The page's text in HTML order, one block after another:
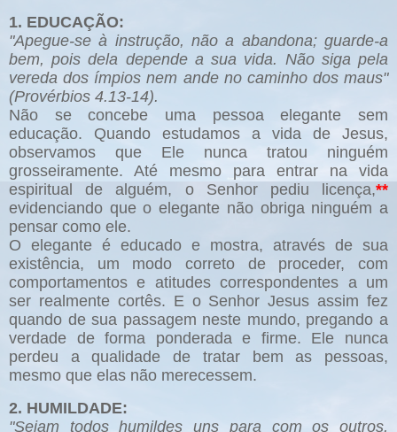
1. EDUCAÇÃO:
"Apegue-se à instrução, não a abandona; guarde-a
bem, pois dela depende a sua vida. Não siga pela
vereda dos ímpios nem ande no caminho dos maus"
(Provérbios 4.13-14).
Não se concebe uma pessoa elegante sem
educação. Quando estudamos a vida de Jesus,
observamos que Ele nunca tratou ninguém
grosseiramente. Até mesmo para entrar na vida
espiritual de alguém, o Senhor pediu licença,**
evidenciando que o elegante não obriga ninguém a
pensar como ele.
O elegante é educado e mostra, através de sua
existência, um modo correto de proceder, com
comportamentos e atitudes correspondentes a um
ser realmente cortês. E o Senhor Jesus assim fez
quando de sua passagem neste mundo, pregando a
verdade de forma ponderada e firme. Ele nunca
perdeu a qualidade de tratar bem as pessoas,
mesmo que elas não merecessem.
2. HUMILDADE:
"Sejam todos humildes uns para com os outros,